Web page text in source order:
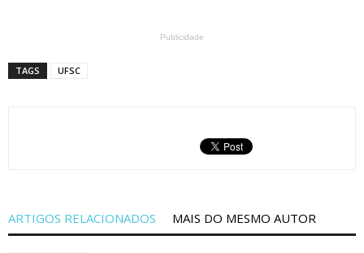
Publicidade
TAGS UFSC
ARTIGOS RELACIONADOS MAIS DO MESMO AUTOR